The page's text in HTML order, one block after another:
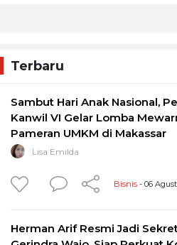
Terbaru
Sambut Hari Anak Nasional,
Kanwil VI Gelar Lomba
Pameran UMKM di Makassar
Lisa Emilda
Bisnis - 06
Herman Arif Resmi Jadi